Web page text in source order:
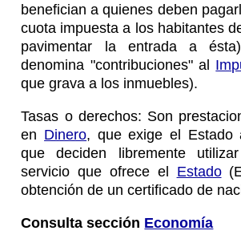
benefician a quienes deben
cuota impuesta a los habitantes
pavimentar la entrada a
denomina "contribuciones" al
que grava a los inmuebles).
Tasas o derechos: Son
en Dinero, que exige el Estado
que deciden libremente
servicio que ofrece el Estado
obtención de un certificado de
Consulta sección Economía